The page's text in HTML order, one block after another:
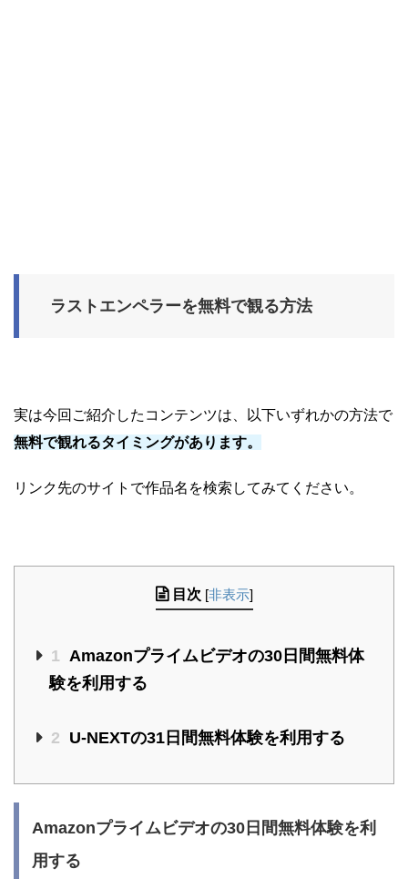
ラストエンペラーを無料で観る方法
実は今回ご紹介したコンテンツは、以下いずれかの方法で
無料で観れるタイミングがあります。
リンク先のサイトで作品名を検索してみてください。
目次 [非表示]
1 Amazonプライムビデオの30日間無料体
験を利用する
2 U-NEXTの31日間無料体験を利用する
Amazonプライムビデオの30日間無料体験を利
用する